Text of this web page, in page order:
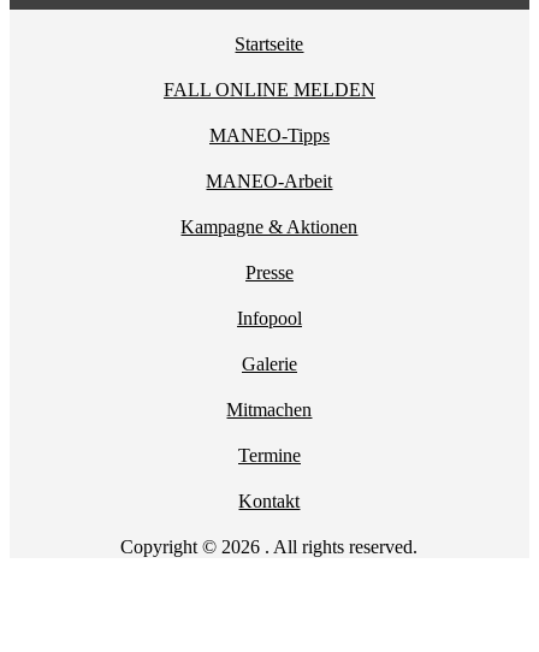
Startseite
FALL ONLINE MELDEN
MANEO-Tipps
MANEO-Arbeit
Kampagne & Aktionen
Presse
Infopool
Galerie
Mitmachen
Termine
Kontakt
Copyright © 2026 . All rights reserved.